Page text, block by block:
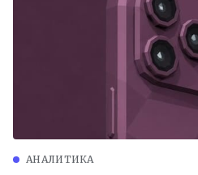
АНАЛИТИКА